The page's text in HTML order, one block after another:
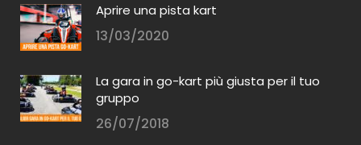
Aprire una pista kart
13/03/2020
La gara in go-kart più giusta per il tuo
gruppo
26/07/2018